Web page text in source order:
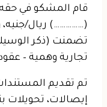
قام المشكو في حقه
(……………) ريال/
تضمنت (ذكر
تجارية وهمية –
تم تقديم
إيصالات، تحويلات